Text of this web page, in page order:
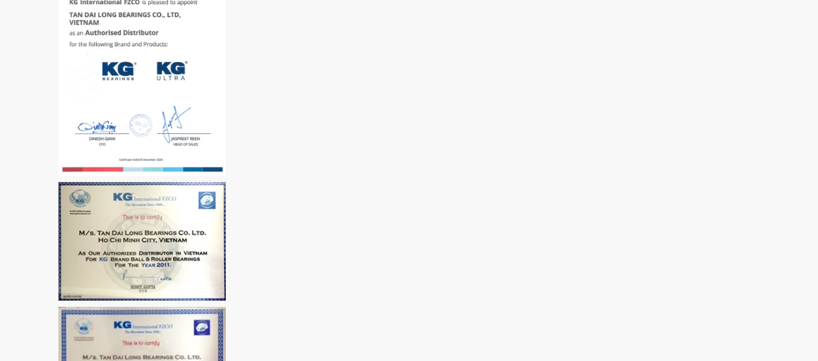
VÒNG BI / BẠC ĐẠN
CHÀ TRÒN 51105
CỐT BƠM NƯỚC
12x12x26
MĂNG XÔNG H2306
Vòng Bi / Bạc Đạn Ốc
Bích 7215 B
VÒNG BI / BẠC ĐẠN
MẮT TRÂU GE12
VÒNG BI / BẠC ĐẠN
CHÀ TRÒN 51106